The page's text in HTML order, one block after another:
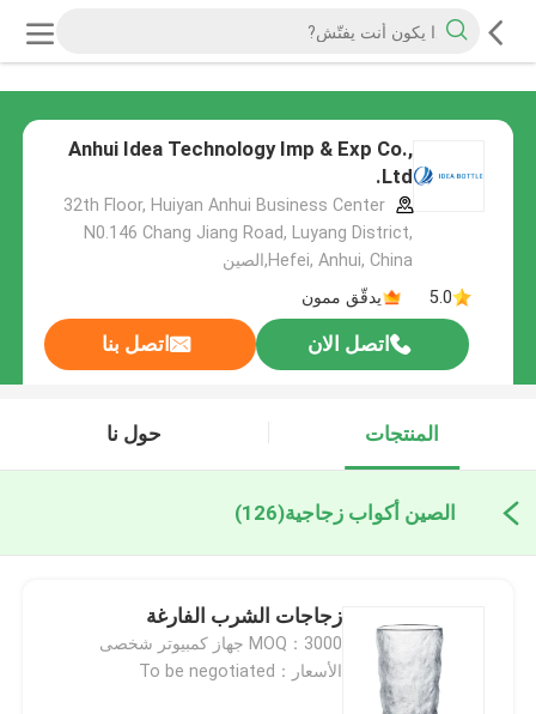
Anhui Idea Technology Imp & Exp Co.,
Ltd.
32th Floor, Huiyan Anhui Business Center
N0.146 Chang Jiang Road, Luyang District,
Hefei, Anhui, China,الصين
5.0
يدقّق ممون
اتصل الان اتصل بنا
المنتجات حول نا
الصين أكواب زجاجية(126)
زجاجات الشرب الفارغة
MOQ：3000 جهاز كمبيوتر شخصى
الأسعار：To be negotiated